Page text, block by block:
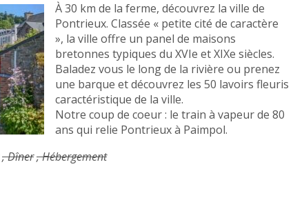
À 30 km de la ferme, découvrez la ville de
Pontrieux. Classée « petite cité de caractère
», la ville offre un panel de maisons
bretonnes typiques du XVIe et XIXe siècles.
Baladez vous le long de la rivière ou prenez
une barque et découvrez les 50 lavoirs fleuris
caractéristique de la ville.
Notre coup de coeur : le train à vapeur de 80
ans qui relie Pontrieux à Paimpol.
, Dîner, Hébergement